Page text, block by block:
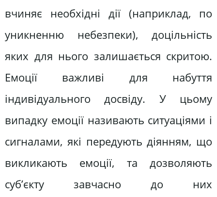
вчиняє необхідні дії (наприклад, по
уникненню небезпеки), доцільність
яких для нього залишається скритою.
Емоції важливі для набуття
індивідуального досвіду. У цьому
випадку емоції називають ситуаціями і
сигналами, які передують діянням, що
викликають емоції, та дозволяють
суб’єкту завчасно до них